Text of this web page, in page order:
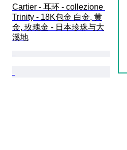
Cartier - 耳环 - collezione
Trinity - 18K包金 白金, 黄
金, 玫瑰金 - 日本珍珠与大
溪地